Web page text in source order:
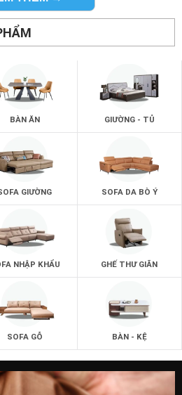
cấp hiện đại nhất :
chính là những đặc tính mà ghế
sofa đẹp nhất để khách hàng
của bạn sẽ trở nên sang trọng và
để giúp mang đến những giá trị
BÀN ĂN GIƯỜNG - TỦ
GIƯỜNG SOFA DA BÒ Ý
NHẬP KHẨU GHẾ THƯ GIÃN
SOFA GỖ BÀN - KỆ